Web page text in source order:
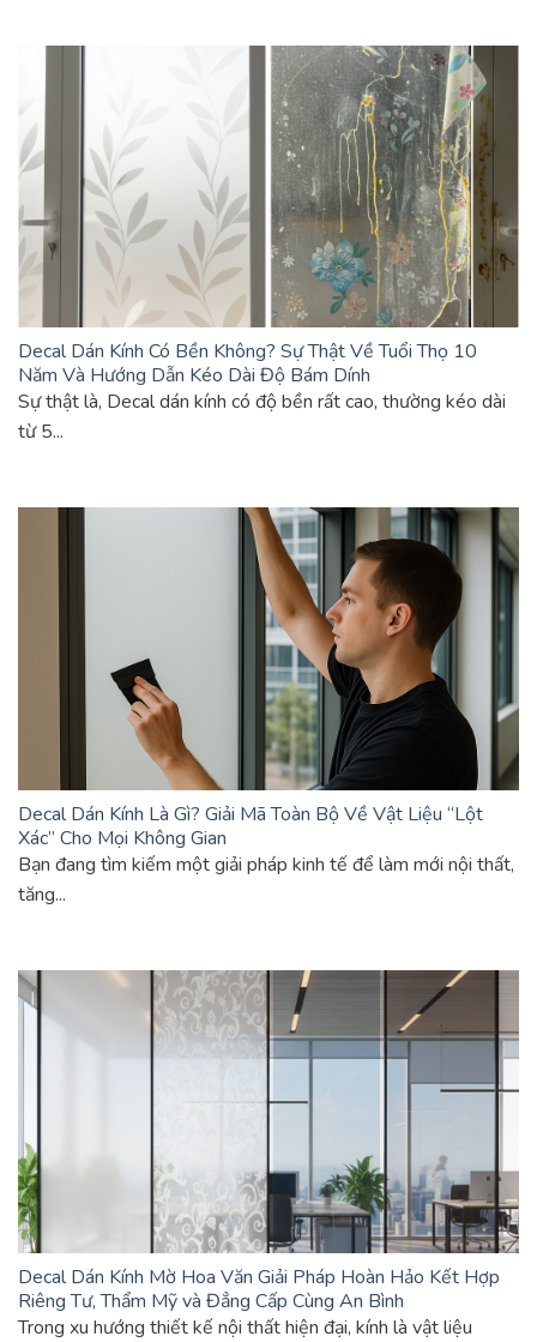
Decal Dán Kính Có Bền Không? Sự Thật Về Tuổi Thọ 10
Năm Và Hướng Dẫn Kéo Dài Độ Bám Dính
Sự thật là, Decal dán kính có độ bền rất cao, thường kéo dài
từ 5...
Decal Dán Kính Là Gì? Giải Mã Toàn Bộ Về Vật Liệu “Lột
Xác” Cho Mọi Không Gian
Bạn đang tìm kiếm một giải pháp kinh tế để làm mới nội thất,
tăng...
Decal Dán Kính Mờ Hoa Văn Giải Pháp Hoàn Hảo Kết Hợp
Riêng Tư, Thẩm Mỹ và Đẳng Cấp Cùng An Bình
Trong xu hướng thiết kế nội thất hiện đại, kính là vật liệu